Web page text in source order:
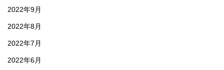
2022年9月
2022年8月
2022年7月
2022年6月